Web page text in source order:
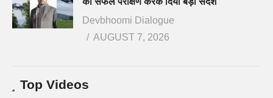
Devbhoomi Dialogue
AUGUST 7, 2026
Top Videos